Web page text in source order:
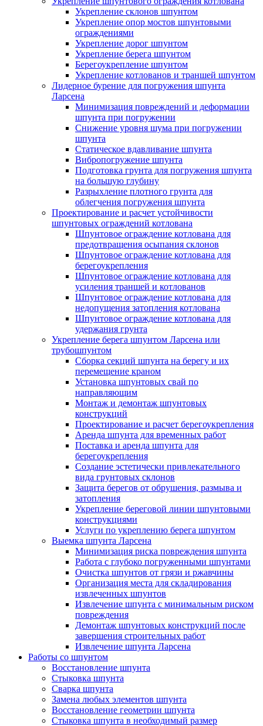
Укрепление склонов шпунтом
Укрепление опор мостов шпунтовыми
ограждениями
Укрепление дорог шпунтом
Укрепление берега шпунтом
Берегоукрепление шпунтом
Укрепление котлованов и траншей шпунтом
Лидерное бурение для погружения шпунта
Ларсена
Минимизация повреждений и деформации
шпунта при погружении
Снижение уровня шума при погружении
шпунта
Статическое вдавливание шпунта
Вибропогружение шпунта
Подготовка грунта для погружения шпунта
на большую глубину
Разрыхление плотного грунта для
облегчения погружения шпунта
Проектирование и расчет устойчивости
шпунтовых ограждений котлована
Шпунтовое ограждение котлована для
предотвращения осыпания склонов
Шпунтовое ограждение котлована для
берегоукрепления
Шпунтовое ограждение котлована для
усиления траншей и котлованов
Шпунтовое ограждение котлована для
недопущения затопления котлована
Шпунтовое ограждение котлована для
удержания грунта
Укрепление берега шпунтом Ларсена или
трубошпунтом
Сборка секций шпунта на берегу и их
перемещение краном
Установка шпунтовых свай по
направляющим
Монтаж и демонтаж шпунтовых
конструкций
Проектирование и расчет берегоукрепления
Аренда шпунта для временных работ
Поставка и аренда шпунта для
берегоукрепления
Создание эстетически привлекательного
вида грунтовых склонов
Защита берегов от обрушения, размыва и
затопления
Укрепление береговой линии шпунтовыми
конструкциями
Услуги по укреплению берега шпунтом
Выемка шпунта Ларсена
Минимизация риска повреждения шпунта
Работа с глубоко погруженными шпунтами
Очистка шпунтов от грязи и ржавчины
Организация места для складирования
извлеченных шпунтов
Извлечение шпунта с минимальным риском
повреждения
Демонтаж шпунтовых конструкций после
завершения строительных работ
Извлечение шпунта Ларсена
Работы со шпунтом
Восстановление шпунта
Стыковка шпунта
Сварка шпунта
Замена любых элементов шпунта
Восстановление геометрии шпунта
Стыковка шпунта в необходимый размер